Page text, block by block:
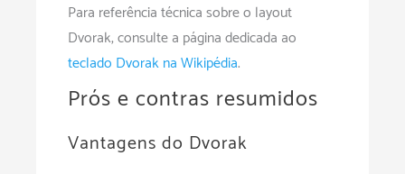
Para referência técnica sobre o layout
Dvorak, consulte a página dedicada ao
teclado Dvorak na Wikipédia.
Prós e contras resumidos
Vantagens do Dvorak